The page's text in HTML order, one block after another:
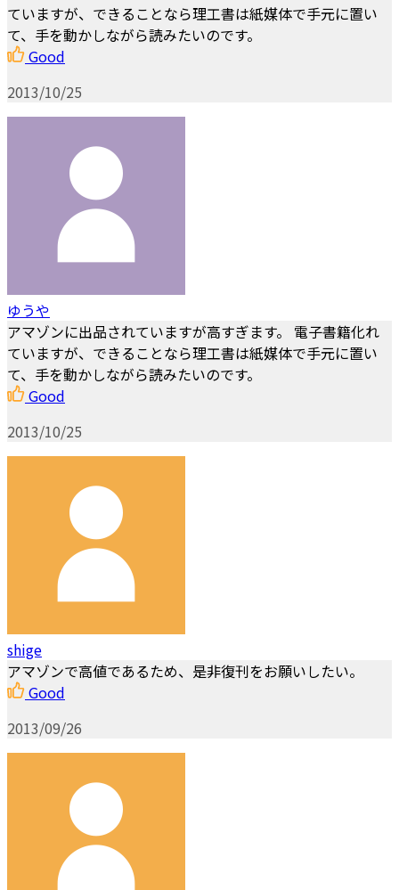
ていますが、できることなら理工書は紙媒体で手元に置い
て、手を動かしながら読みたいのです。
Good
2013/10/25
ゆうや
アマゾンに出品されていますが高すぎます。 電子書籍化れ
ていますが、できることなら理工書は紙媒体で手元に置い
て、手を動かしながら読みたいのです。
Good
2013/10/25
shige
アマゾンで高値であるため、是非復刊をお願いしたい。
Good
2013/09/26